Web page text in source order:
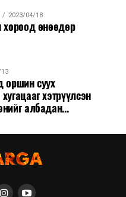
2023/04/18
өнөөдөр
оршин суух
хэтрүүлсэн
албадан...